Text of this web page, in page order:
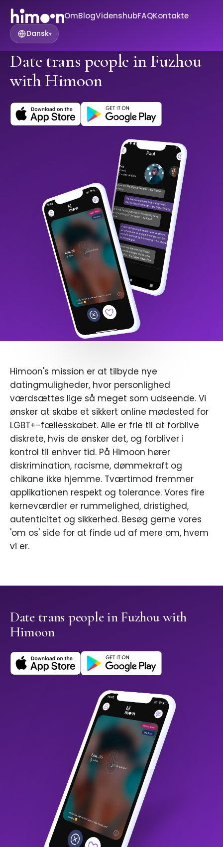
OmBlogVidenshubFAQKontakte
Dansk▾
Date trans people in Fuzhou
with Himoon
Himoon's mission er at tilbyde nye
datingmuligheder, hvor personlighed
værdsættes lige så meget som udseende. Vi
ønsker at skabe et sikkert online mødested for
LGBT+-fællesskabet. Alle er frie til at forblive
diskrete, hvis de ønsker det, og forbliver i
kontrol til enhver tid. På Himoon hører
diskrimination, racisme, dømmekraft og
chikane ikke hjemme. Tværtimod fremmer
applikationen respekt og tolerance. Vores fire
kerneværdier er rummelighed, dristighed,
autenticitet og sikkerhed. Besøg gerne vores
'om os' side for at finde ud af mere om, hvem
vi er.
Date trans people in Fuzhou with
Himoon